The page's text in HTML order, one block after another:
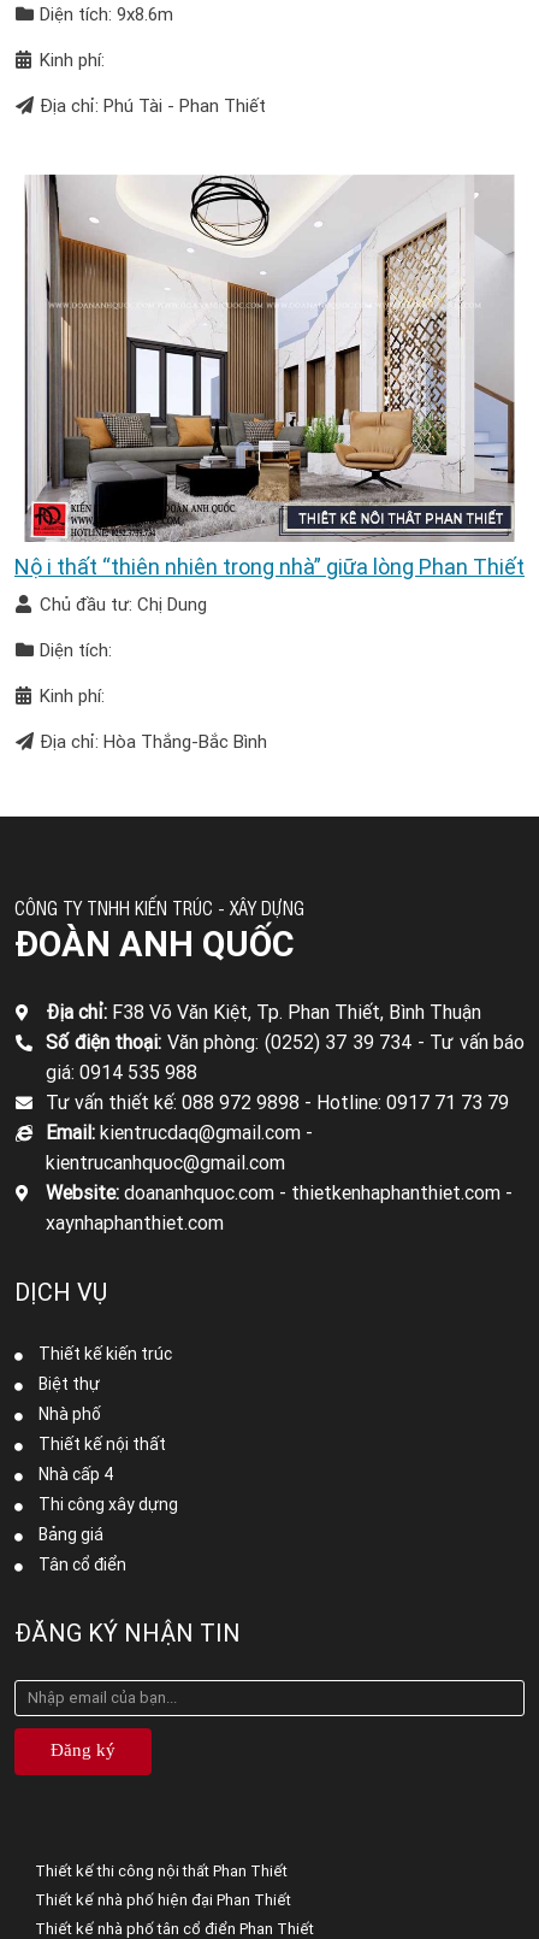
Diện tích: 9x8.6m
Kinh phí:
Địa chỉ: Phú Tài - Phan Thiết
Nội thất “thiên nhiên trong nhà” giữa lòng Phan Thiết
Chủ đầu tư: Chị Dung
Diện tích:
Kinh phí:
Địa chỉ: Hòa Thắng-Bắc Bình
CÔNG TY TNHH KIẾN TRÚC - XÂY DỰNG
ĐOÀN ANH QUỐC
Địa chỉ: F38 Võ Văn Kiệt, Tp. Phan Thiết, Bình Thuận
Số điện thoại: Văn phòng: (0252) 37 39 734 - Tư vấn báo
giá: 0914 535 988
Tư vấn thiết kế: 088 972 9898 - Hotline: 0917 71 73 79
Email: kientrucdaq@gmail.com -
kientrucanhquoc@gmail.com
Website: doananhquoc.com - thietkenhaphanthiet.com -
xaynhaphanthiet.com
DỊCH VỤ
Thiết kế kiến trúc
Biệt thự
Nhà phố
Thiết kế nội thất
Nhà cấp 4
Thi công xây dựng
Bảng giá
Tân cổ điển
ĐĂNG KÝ NHẬN TIN
Đăng ký
Thiết kế thi công nội thất Phan Thiết
Thiết kế nhà phố hiện đại Phan Thiết
Thiết kế nhà phố tân cổ điển Phan Thiết